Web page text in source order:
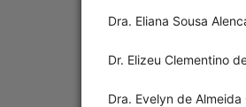
Dra. Eliana Sousa
Dr. Elizeu Clementino
Dra. Evelyn de